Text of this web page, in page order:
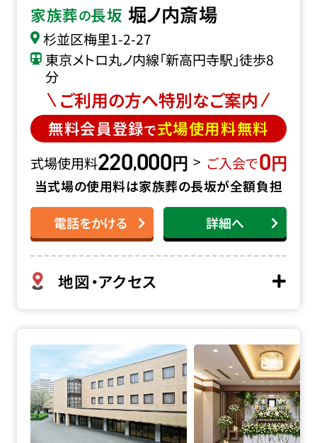
家族葬の長坂 堀ノ内斎場
杉並区梅里1-2-27
東京メトロ丸ノ内線「新高円寺駅」徒歩8
分
ご利用の方へ特別なご案内
無料会員登録で式場使用料無料
式場使用料220,000円 > ご入会で0円
当式場の使用料は家族葬の長坂が全額負担
電話をかける 詳細へ
地図・アクセス